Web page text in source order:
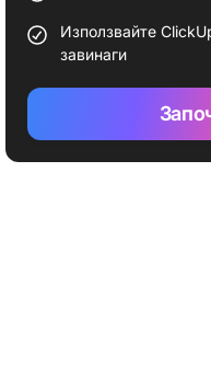
Използвайте
завинаги